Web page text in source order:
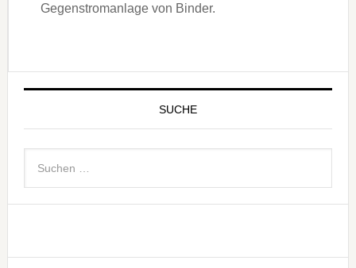
Gegenstromanlage von Binder.
SUCHE